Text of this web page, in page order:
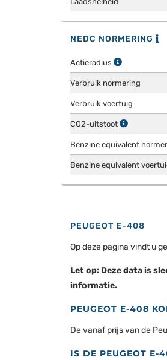
NEDC NORMERING
Actieradius
Verbruik normering
Verbruik voertuig
CO2-uitstoot
Benzine equivalent
Benzine equivalent
PEUGEOT E-408
Op deze pagina vindt u
Let op: Deze data is
informatie.
PEUGEOT E-408
De vanaf prijs van de
IS DE PEUGEOT E-